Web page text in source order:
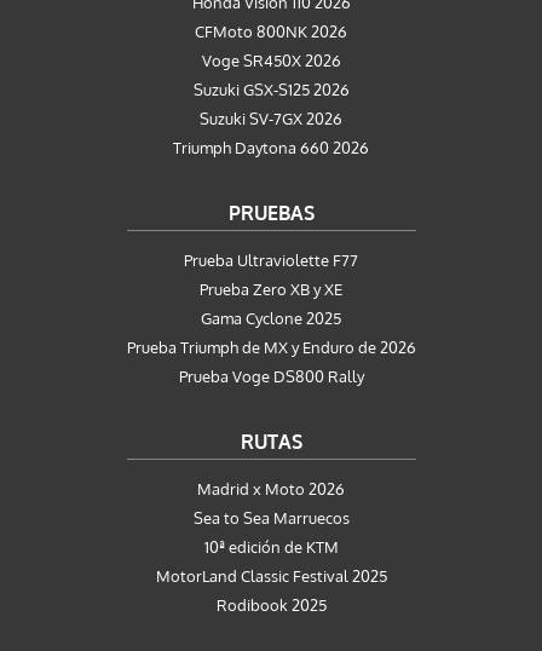
CFMoto 800NK 2026
Voge SR450X 2026
Suzuki GSX-S125 2026
Suzuki SV-7GX 2026
Triumph Daytona 660 2026
PRUEBAS
Prueba Ultraviolette F77
Prueba Zero XB y XE
Gama Cyclone 2025
Prueba Triumph de MX y Enduro de 2026
Prueba Voge DS800 Rally
RUTAS
Madrid x Moto 2026
Sea to Sea Marruecos
10ª edición de KTM
MotorLand Classic Festival 2025
Rodibook 2025